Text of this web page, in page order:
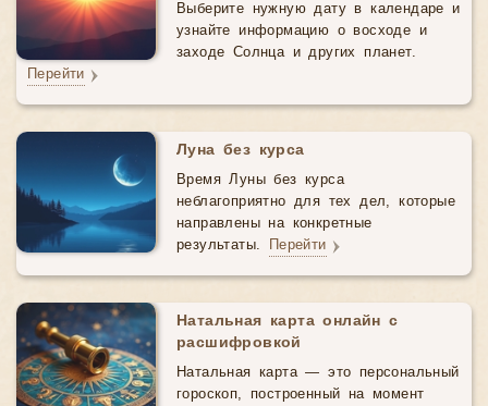
Выберите нужную дату в календаре и
узнайте информацию о восходе и
заходе Солнца и других планет.
Перейти
Луна без курса
Время Луны без курса
неблагоприятно для тех дел, которые
направлены на конкретные
результаты. Перейти
Натальная карта онлайн с
расшифровкой
Натальная карта — это персональный
гороскоп, построенный на момент